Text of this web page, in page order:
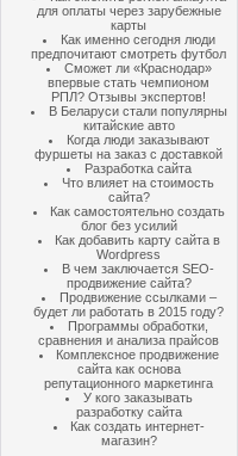
для оплаты через зарубежные
карты
Как именно сегодня люди
предпочитают смотреть футбол
Сможет ли «Краснодар»
впервые стать чемпионом
РПЛ? Отзывы экспертов!
В Беларуси стали популярны
китайские авто
Когда люди заказывают
фуршеты на заказ с доставкой
Разработка сайта
Что влияет на стоимость
сайта?
Как самостоятельно создать
блог без усилий
Как добавить карту сайта в
Wordpress
В чем заключается SEO-
продвижение сайта?
Продвижение ссылками –
будет ли работать в 2015 году?
Программы обработки,
сравнения и анализа прайсов
Комплексное продвижение
сайта как основа
репутационного маркетинга
У кого заказывать
разработку сайта
Как создать интернет-
магазин?